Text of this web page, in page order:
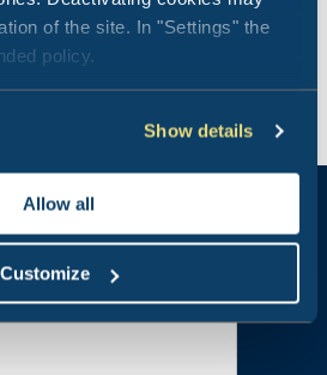
of the site. In "Settings" the
policy.
Show details
Allow all
Customize
tegen een toeslag